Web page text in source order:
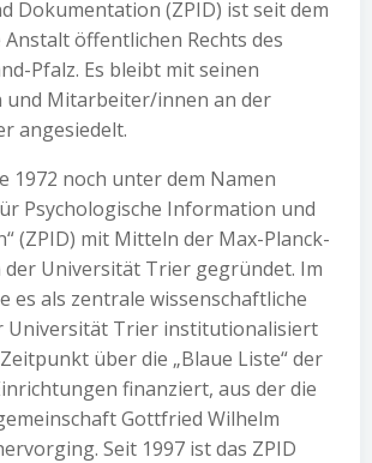
Dokumentation (ZPID) ist seit dem
Anstalt öffentlichen Rechts des
Pfalz. Es bleibt mit seinen
und Mitarbeiter/innen an der
angesiedelt.
1972 noch unter dem Namen
Psychologische Information und
(ZPID) mit Mitteln der Max-Planck-
der Universität Trier gegründet. Im
es als zentrale wissenschaftliche
Universität Trier institutionalisiert
über die „Blaue Liste“ der
finanziert, aus der die
Gottfried Wilhelm
Seit 1997 ist das ZPID